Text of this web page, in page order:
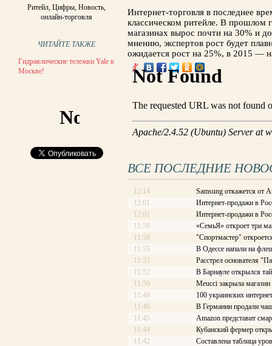
Ритейл,Цифры,Новость,
онлайн-торговля
ЧИТАЙТЕ ТАКЖЕ
Гидравлические тележки Yale в
Москве!
Интернет-торговля в последнее
классическом ритейле. В прошлом
магазинах вырос почти на 30% и
мнению, экспертов рост будет
ожидается рост на 25%, в 2015 —
ВСЕ ПОСЛЕДНИЕ
12:14
Samsung откажется от
12:01
Интернет-продажи в
12:01
Интернет-продажи в
11:59
«СемьЯ» откроет три
11:58
"Спортмастер"
11:55
В Одессе напали на
11:53
Расстрел основателя
11:52
В Барнауле открылся
11:50
Meucci закрыла
11:49
100 украинских
11:46
В Германии продали
11:45
Amazon представит
11:44
Кубанский фермер
11:42
Составлена таблица